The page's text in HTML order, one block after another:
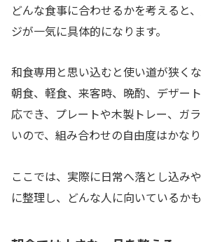
どんな食事に合わせるかを考えると
ジが一気に具体的になります。
和食専用と思い込むと使い道が狭く
朝食、軽食、来客時、晩酌、デザー
応でき、プレートや木製トレー、ガ
いので、組み合わせの自由度はかなり
ここでは、実際に日常へ落とし込み
に整理し、どんな人に向いているか